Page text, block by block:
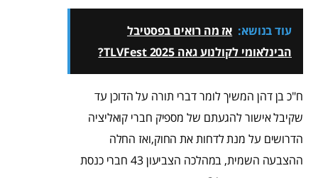
עוד בנושא: אז מה רואים בפסטיבל
הבינלאומי לקולנוע גאה TLVFest 2025?
ח"כ בן דהן המשיך לומר דברי תורה על הדוכן עד
שקיבל אישור להגעתם של מספיק חברי קואליציה
הדרושים על מנת לדחות את החוק,ואז החלה
ההצבעה השמית, במהלכה הצביעון 43 חברי כנסת